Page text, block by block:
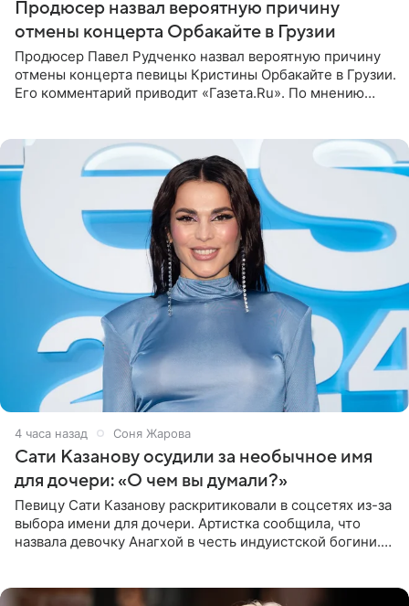
Продюсер назвал вероятную причину
отмены концерта Орбакайте в Грузии
Продюсер Павел Рудченко назвал вероятную причину
отмены концерта певицы Кристины Орбакайте в Грузии.
Его комментарий приводит «Газета.Ru». По мнению
4 часа назад Соня Жарова
Сати Казанову осудили за необычное имя
для дочери: «О чем вы думали?»
Певицу Сати Казанову раскритиковали в соцсетях из-за
выбора имени для дочери. Артистка сообщила, что
назвала девочку Анагхой в честь индуистской богини.